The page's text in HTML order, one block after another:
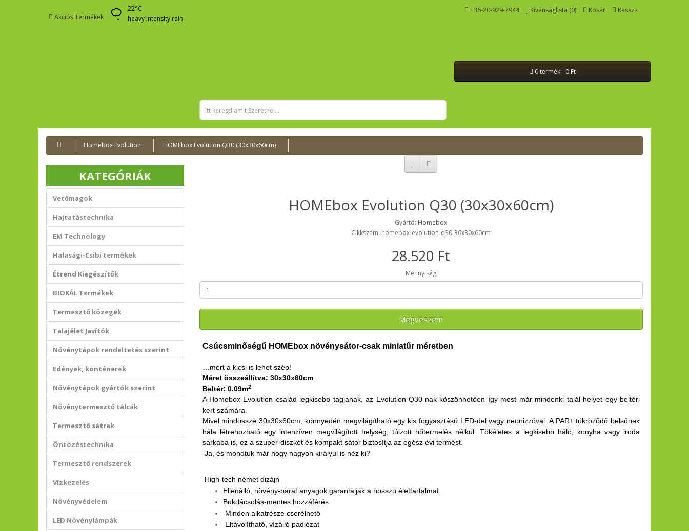
Akciós Termékek
22°C
heavy intensity rain
+36-20-929-7944 Kívánságlista (0) Kosár Kassza
0 termék - 0 Ft
Homebox Evolution HOMEbox Evolution Q30 (30x30x60cm)
KATEGÓRIÁK
Vetőmagok
Hajtatástechnika
EM Technology
Halasági-Csibi termékek
Étrend Kiegészítők
BIOKÁL Termékek
Termesztő közegek
Talajélet Javítók
Növénytápok rendeltetés szerint
Edények, konténerek
Növénytápok gyártók szerint
Növénytermesztő tálcák
Termesztő sátrak
Öntözéstechnika
Termesztő rendszerek
Vízkezelés
Növényvédelem
LED Növénylámpák
HOMEbox Evolution Q30 (30x30x60cm)
Gyártó: Homebox
Cikkszám: homebox-evolution-q30-30x30x60cm
28.520 Ft
Mennyiség
Megveszem
Csúcsminőségű HOMEbox növénysátor-csak miniatűr méretben
…mert a kicsi is lehet szép!
Méret összeállítva: 30x30x60cm
Beltér: 0.09m2
A Homebox Evolution család legkisebb tagjának, az Evolution Q30-nak köszönhetően így most már mindenki talál helyet egy beltéri
kert számára.
Mivel mindössze 30x30x60cm, könnyedén megvilágítható egy kis fogyasztású LED-del vagy neonizzóval. A PAR+ tükröződő belsőnek
hála létrehozható egy intenzíven megvilágított helység, túlzott hőtermelés nélkül. Tökéletes a legkisebb háló, konyha vagy iroda
sarkába is, ez a szuper-diszkét és kompakt sátor biztosítja az egész évi termést.
Ja, és mondtuk már hogy nagyon királyul is néz ki?
High-tech német dizájn
Ellenálló, növény-barát anyagok garantálják a hosszú élettartalmat.
Bukdácsolás-mentes hozzáférés
Minden alkatrésze cserélhető
Eltávolítható, vízálló padlózat